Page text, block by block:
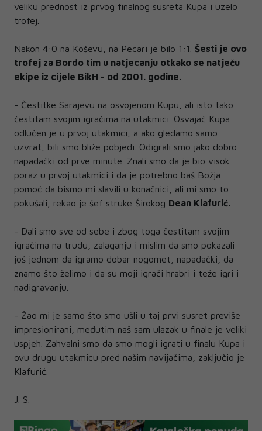
veliku prednost iz prvog finalnog susreta Kupa i uzelo
trofej.
Nakon 4:0 na Koševu, na Pecari je bilo 1:1. Šesti je ovo
trofej za Bordo tim u natjecanju otkako se natječu
ekipe iz cijele BikH - od 2001. godine.
- Čestitke Sarajevu na osvojenom Kupu, ali isto tako
čestitam svojim igračima na utakmici. Osvajač Kupa
odlučen je u prvoj utakmici, a ako gledamo samo
uzvrat, bili smo bliže pobjedi. Odigrali smo jako dobro
napadački od prve minute. Znali smo da je bio visok
poraz u prvoj utakmici i da je potrebno baš Božja
pomoć da bismo mi slavili u konačnici, ali mi smo to
pokušali, rekao je šef struke Širokog Dean Klafurić.
- Dali smo sve od sebe i zbog toga čestitam svojim
igračima na trudu, zalaganju i mislim da smo pokazali
još jednom da igramo dobar nogomet, napadački, da
znamo što želimo i da su moji igrači hrabri i teže igri i
nadigravanju.
- Žao mi je samo što smo ušli u taj prvi susret previše
impresionirani, međutim naš sam ulazak u finale je veliki
uspjeh. Zahvalni smo da smo mogli igrati u finalu Kupa i
ovu drugu utakmicu pred našim navijačima, zaključio je
Klafurić.
J. S.